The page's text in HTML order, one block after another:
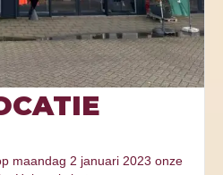
maandag 2 januari 2023 onze